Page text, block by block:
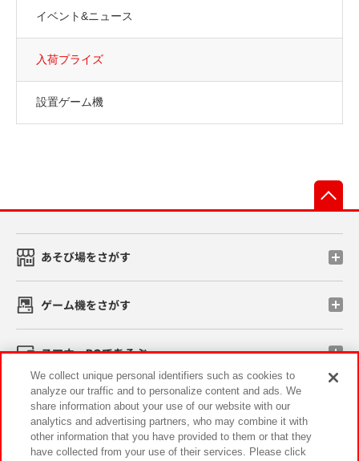
イベント&ニュース
入荷プライズ
設置ゲーム機
あそび場をさがす
ゲーム機をさがす
スマホ・PCであそぶ
イベント・キャンペーン
We collect unique personal identifiers such as cookies to
analyze our traffic and to personalize content and ads. We
share information about your use of our website with our
analytics and advertising partners, who may combine it with
other information that you have provided to them or that they
have collected from your use of their services. Please click